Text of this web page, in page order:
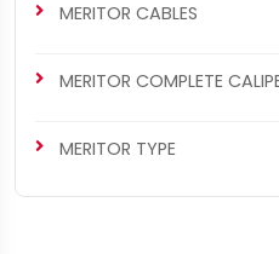
MERITOR CABLES
MERITOR COMPLETE
MERITOR TYPE